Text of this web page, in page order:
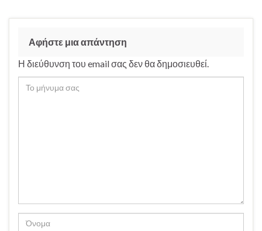
Αφήστε μια απάντηση
Η διεύθυνση του email σας δεν θα δημοσιευθεί.